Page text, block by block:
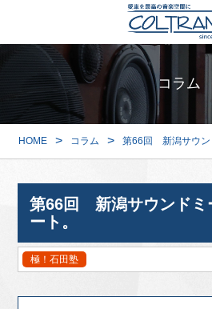
コラム
HOME > コラム > 第66回 新潟サウン
第66回 新潟サウンドミ
ート。
極！石田塾